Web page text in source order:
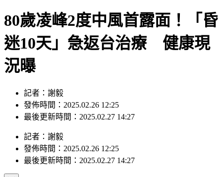
80歲凌峰2度中風首露面！「昏
迷10天」急返台治療 健康現
況曝
記者：謝毅
發佈時間：2025.02.26 12:25
最後更新時間：2025.02.27 14:27
記者 ： 謝毅
發佈時間： 2025.02.26 12:25
最後更新時間： 2025.02.27 14:27